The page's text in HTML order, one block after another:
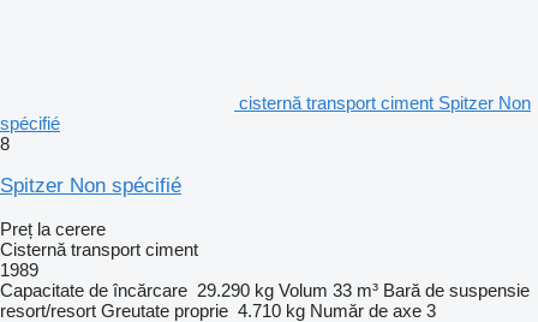
cisternă transport ciment Spitzer Non
spécifié
8
Spitzer Non spécifié
Preț la cerere
Cisternă transport ciment
1989
Capacitate de încărcare 29.290 kg Volum 33 m³ Bară de suspensie
resort/resort Greutate proprie 4.710 kg Număr de axe 3